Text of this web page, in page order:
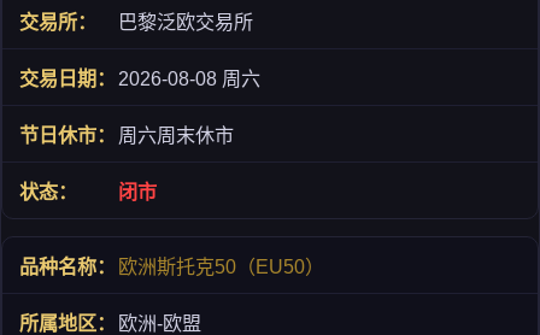
巴黎泛欧交易所
2026-08-08 周六
周六周末休市
闭市
欧洲斯托克50（EU50）
欧洲-欧盟